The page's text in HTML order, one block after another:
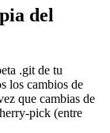
del
.git de tu
los cambios de
que cambias de
pick (entre